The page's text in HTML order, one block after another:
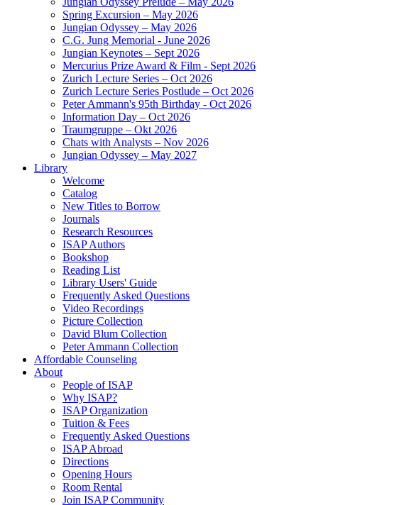
Spring Excursion – May 2026
Jungian Odyssey – May 2026
C.G. Jung Memorial - June 2026
Jungian Keynotes – Sept 2026
Mercurius Prize Award & Film - Sept 2026
Zurich Lecture Series – Oct 2026
Zurich Lecture Series Postlude – Oct 2026
Peter Ammann's 95th Birthday - Oct 2026
Information Day – Oct 2026
Traumgruppe – Okt 2026
Chats with Analysts – Nov 2026
Jungian Odyssey – May 2027
Library
Welcome
Catalog
New Titles to Borrow
Journals
Research Resources
ISAP Authors
Bookshop
Reading List
Library Users' Guide
Frequently Asked Questions
Video Recordings
Picture Collection
David Blum Collection
Peter Ammann Collection
Affordable Counseling
About
People of ISAP
Why ISAP?
ISAP Organization
Tuition & Fees
Frequently Asked Questions
ISAP Abroad
Directions
Opening Hours
Room Rental
Join ISAP Community